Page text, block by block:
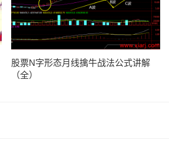
股票N字形态月线擒牛战法公式讲解
（全）